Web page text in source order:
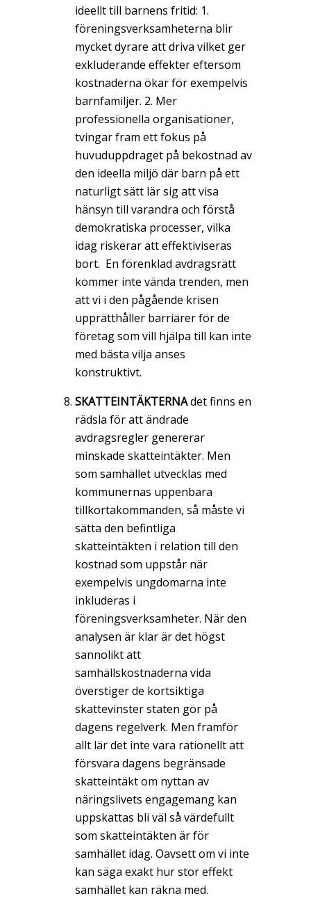
ideellt till barnens fritid: 1.
föreningsverksamheterna blir
mycket dyrare att driva vilket ger
exkluderande effekter eftersom
kostnaderna ökar för exempelvis
barnfamiljer. 2. Mer
professionella organisationer,
tvingar fram ett fokus på
huvuduppdraget på bekostnad av
den ideella miljö där barn på ett
naturligt sätt lär sig att visa
hänsyn till varandra och förstå
demokratiska processer, vilka
idag riskerar att effektiviseras
bort. En förenklad avdragsrätt
kommer inte vända trenden, men
att vi i den pågående krisen
upprätthåller barriärer för de
företag som vill hjälpa till kan inte
med bästa vilja anses
konstruktivt.
SKATTEINTÄKTERNAdet finns en
rädsla för att ändrade
avdragsregler genererar
minskade skatteintäkter. Men
som samhället utvecklas med
kommunernas uppenbara
tillkortakommanden, så måste vi
sätta den befintliga
skatteintäkten i relation till den
kostnad som uppstår när
exempelvis ungdomarna inte
inkluderas i
föreningsverksamheter. När den
analysen är klar är det högst
sannolikt att
samhällskostnaderna vida
överstiger de kortsiktiga
skattevinster staten gör på
dagens regelverk. Men framför
allt lär det inte vara rationellt att
försvara dagens begränsade
skatteintäkt om nyttan av
näringslivets engagemang kan
uppskattas bli väl så värdefullt
som skatteintäkten är för
samhället idag. Oavsett om vi inte
kan säga exakt hur stor effekt
samhället kan räkna med.